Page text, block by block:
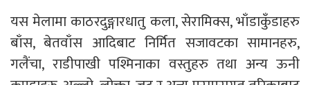
यस मेलामा काठरदुङ्गारधातु कला, सेरामिक्स, भाँडाकुँडाहरु
बाँस, बेतवाँस आदिबाट निर्मित सजावटका सामानहरु,
गलैंचा, राडीपाखी पश्मिनाका वस्तुहरु तथा अन्य ऊनी